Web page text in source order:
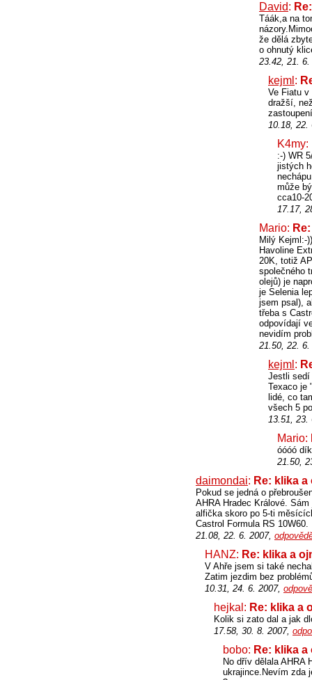
David:
Táák,a na
že dělá
o ohnutý
23.42, 21.
kejml :
Ve Fiatu v
dražší,
10.18,
K4my:
:-) WR
jistých
může
cca10-
17.17,
Mario:
Milý Kejml:-
Havoline
20K, totiž
společného
olejů) je
je Selenia
jsem psal),
třeba s
odpovídají
nevidím
21.50, 22.
kejml :
Jestli sedí
Texaco je
lidé, co
všech 5
13.51,
Mario:
óóóó
21.50,
daimondai: Re: klika a
Pokud se jedná o
AHRA Hradec Králové.
alfička skoro po 5-ti
Castrol Formula RS 10W60.
21.08, 22. 6. 2007,
HANZ: Re: klika a
V Ahře jsem si také
Zatim jezdim bez
10.31, 24. 6. 2007,
hejkal: Re: klika a
Kolik si zato dal a jak
17.58, 30. 8. 2007,
bobo: Re: klika a
No dřív dělala AHRA
ukrajince.Nevím zda